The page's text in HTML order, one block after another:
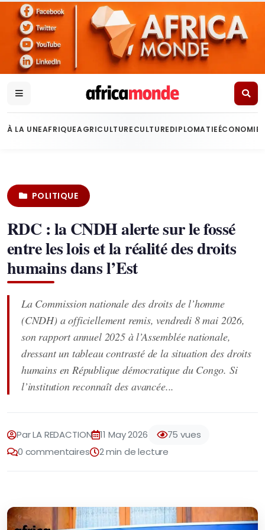
À LA UNEAFRIQUEAGRICULTURECULTUREDIPLOMATIEÉCONOMIE
POLITIQUE
RDC : la CNDH alerte sur le fossé
entre les lois et la réalité des droits
humains dans l’Est
La Commission nationale des droits de l’homme
(CNDH) a officiellement remis, vendredi 8 mai 2026,
son rapport annuel 2025 à l’Assemblée nationale,
dressant un tableau contrasté de la situation des droits
humains en République démocratique du Congo. Si
l’institution reconnaît des avancée...
Par LA REDACTION 11 May 2026
75 vues
0 commentaires
2 min de lecture